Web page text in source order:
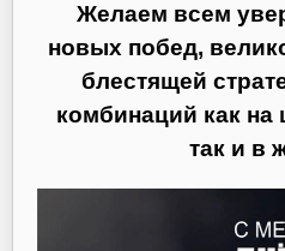
Желаем всем
новых побед,
блестящей
комбинаций как на
так и в